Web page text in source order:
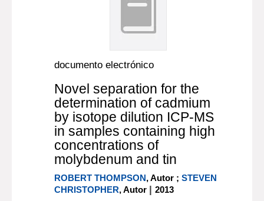
documento electrónico
Novel separation for the
determination of cadmium
by isotope dilution ICP-MS
in samples containing high
concentrations of
molybdenum and tin
ROBERT THOMPSON, Autor ;STEVEN
CHRISTOPHER, Autor |2013